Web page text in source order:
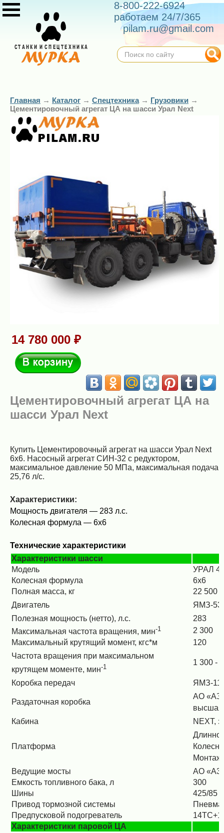
8-800-222-6924
работаем 24/7/365
pilam.ru@gmail.com
Главная → Каталог → Спецтехника→ Грузовики →
Цементировочный агрегат ЦА на шасси Урал Next
14 780 000 ₽
Цементировочный агрегат ЦА на
шасси Урал Next
Купить Цементировочный агрегат на шасси Урал Next
6x6. Насосный агрегат СИН-32 с редуктором,
максимальное давление 50 МПа, максимальная подача
25,76 л/с.
Характеристики:
Мощность двигателя — 283 л.с.
Колесная формула — 6х6
Технические характеристики
Характеристики шасси
Модель
УРАЛ
Колесная формула
6х6
Полная масса, кг
22 500
Двигатель
ЯМЗ-
Полезная мощность (нетто), л.с.
283
Максимальная частота вращения, мин-1
2 300
Максимальный крутящий момент, кгс*м
120
Частота вращения при максимальном
крутящем моменте, мин-1
1 300 -
Коробка передач ЯМЗ-
Раздаточная коробка
АО «АЗ
высшая
Кабина
NEXT,
Платформа
Ведущие мосты
АО «A3
Емкость топливного бака, л
300
Шины
425/85
Привод тормозной системы
Предпусковой подогреватель
Характеристики паровой ЦА